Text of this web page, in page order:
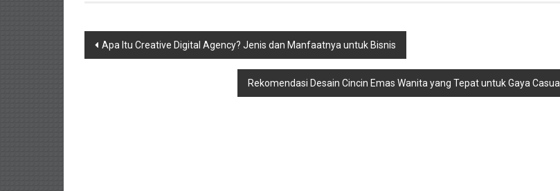
Navigasi
Apa Itu Creative Digital Agency? Jenis dan Manfaatnya untuk Bisnis
Rekomendasi Desain Cincin Emas Wanita yang Tepat untuk Gaya Casual